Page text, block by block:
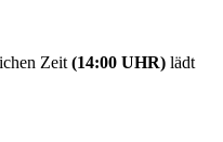
Zeit (14:00 UHR) lädt